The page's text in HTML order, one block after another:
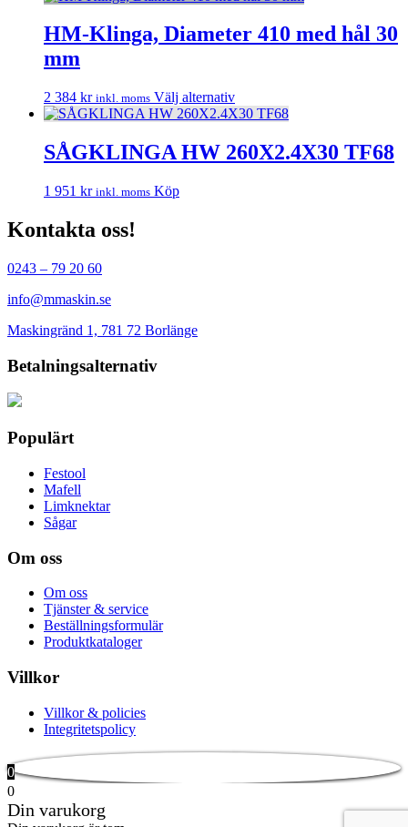
kan
väljas
har
flera
alternativen
kan
väljas
på
HM-Klinga, Diameter 410 med hål 30
mm
2 384 kr inkl. moms Välj alternativDen
här
har
flera
SÅGKLINGA HW 260X2.4X30 TF68
1 951 kr inkl. moms Köp
Kontakta oss!
0243 – 79 20 60
info@mmaskin.se
Maskingränd 1, 781 72 Borlänge
Betalningsalternativ
Populärt
Festool
Mafell
Limknektar
Sågar
Om oss
Om oss
Tjänster & service
Beställningsformulär
Produktkataloger
Villkor
Villkor & policies
Integritetspolicy
0
0
Din varukorg